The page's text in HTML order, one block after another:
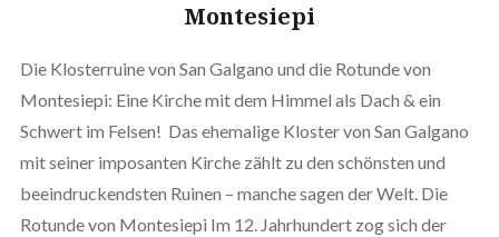
Montesiepi
Die Klosterruine von San Galgano und die Rotunde von
Montesiepi: Eine Kirche mit dem Himmel als Dach & ein
Schwert im Felsen! Das ehemalige Kloster von San Galgano
mit seiner imposanten Kirche zählt zu den schönsten und
beeindruckendsten Ruinen – manche sagen der Welt. Die
Rotunde von Montesiepi Im 12. Jahrhundert zog sich der